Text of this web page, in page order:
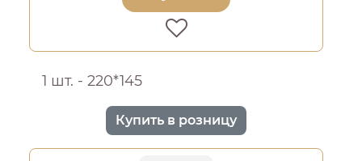
1 шт. - 220*145
Купить в розницу